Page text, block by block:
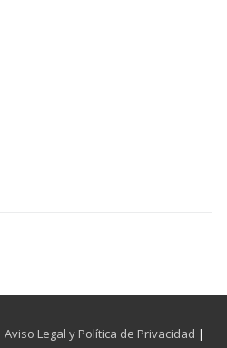
Aviso Legal y Política de Privacidad |